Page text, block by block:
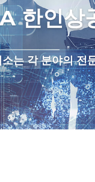
한인상
는 각 분야의 전